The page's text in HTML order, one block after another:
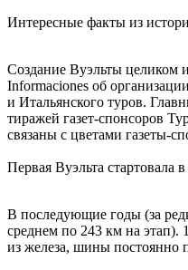
Интересные факты из
Создание Вуэльты целиком
Informaciones об
и Итальянского туров.
тиражей газет-спонсоров
связаны с цветами газеты-
Первая Вуэльта стартовала
В последующие годы (за
среднем по 243 км на
из железа, шины постоянно